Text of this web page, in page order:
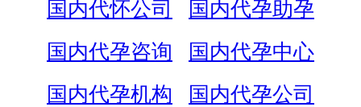
国内代怀公司
国内代孕助孕
国内代孕咨询
国内代孕中心
国内代孕机构
国内代孕公司